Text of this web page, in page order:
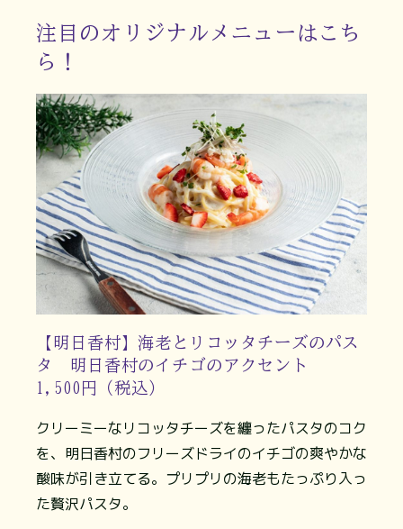
注目のオリジナルメニューはこち
ら！
【明日香村】海老とリコッタチーズのパス
タ 明日香村のイチゴのアクセント
1,500円（税込）
クリーミーなリコッタチーズを纏ったパスタのコク
を、明日香村のフリーズドライのイチゴの爽やかな
酸味が引き立てる。プリプリの海老もたっぷり入っ
た贅沢パスタ。